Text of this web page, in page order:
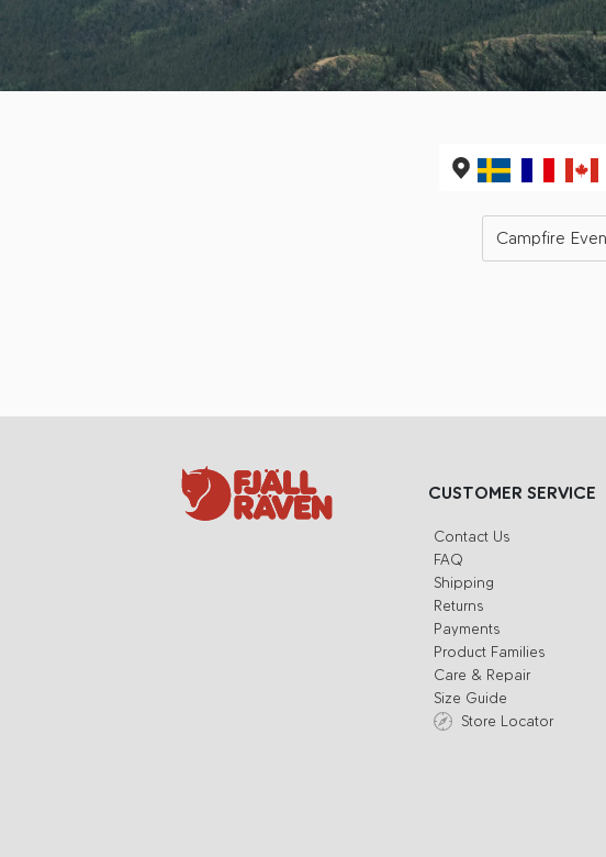
Campfire
CUSTOMER SERVICE
Contact Us
FAQ
Shipping
Returns
Payments
Product Families
Care & Repair
Size Guide
Store Locator